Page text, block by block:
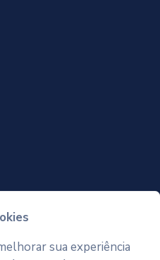
sua experiência